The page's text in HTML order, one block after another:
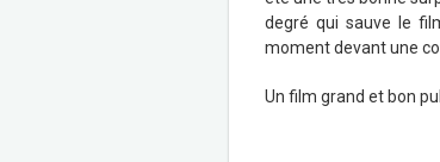
degré qui sauve le
moment devant une
Un film grand et bon